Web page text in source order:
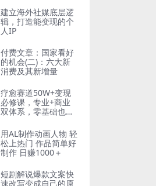
建立海外社媒底层逻
辑，打造能变现的个
人IP
付费文章：国家看好
的机会(二)：六大新
消费及其新增量
疗愈赛道50W+变现
必修课，专业+商业
双体系，零基础也能
用AL制作动画人物 轻
松上热门 作品简单好
制作 日赚1000＋
短剧解说爆款文案快
速改写变成自己的原